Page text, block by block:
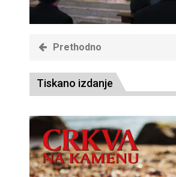
Prethodno
Tiskano izdanje